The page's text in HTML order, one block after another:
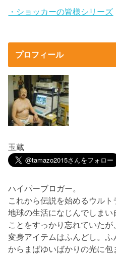
・ショッカーの皆様シリーズ
プロフィール
玉蔵
ハイパーブロガー。
これから伝説を始めるウルト
地球の生活になじんでしま
ことをすっかり忘れていたが
変身アイテムはふんどし。
からまばゆいばかりの光に包